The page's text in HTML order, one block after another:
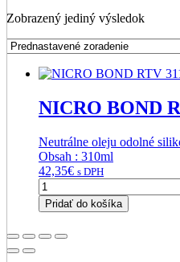
Zobrazený jediný výsledok
NICRO BOND
Neutrálne oleju odolné
Obsah : 310ml
42,35€ s DPH
množstvo
NICRO
BOND
3110
Pridať do košíka